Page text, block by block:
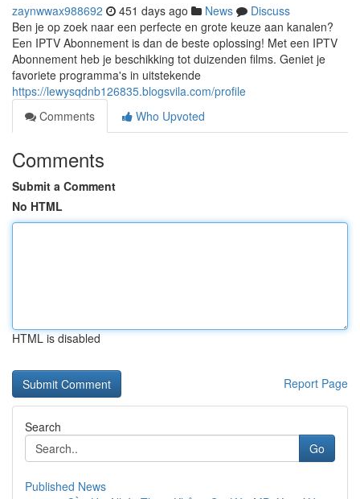
zaynwwax988692 451 days ago News
Discuss
Ben je op zoek naar een perfecte en grote keuze aan kanalen?
Een IPTV Abonnement is dan de beste oplossing! Met een IPTV
Abonnement heb je beschikking tot duizenden films. Geniet je
favoriete programma's in uitstekende
https://lewysqdnb126835.blogsvila.com/profile
Comments
Who Upvoted
Comments
Submit a Comment
No HTML
HTML is disabled
Report Page
Search
Go
Published News